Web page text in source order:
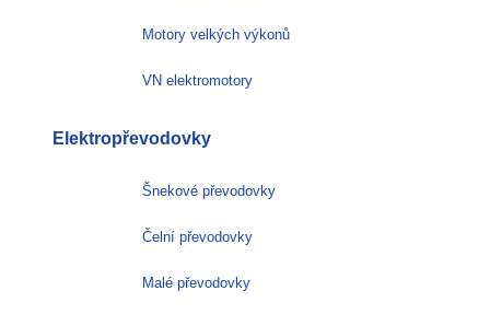
Motory velkých výkonů
VN elektromotory
Elektropřevodovky
Šnekové převodovky
Čelní převodovky
Malé převodovky